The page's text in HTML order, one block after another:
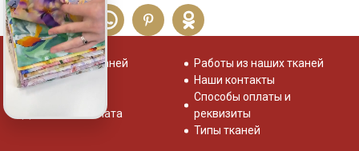
Распродажа тканей
Отзывы о нас
Система скидок
Доставка и оплата
Работы из наших тканей
Наши контакты
Способы оплаты и
реквизиты
Типы тканей